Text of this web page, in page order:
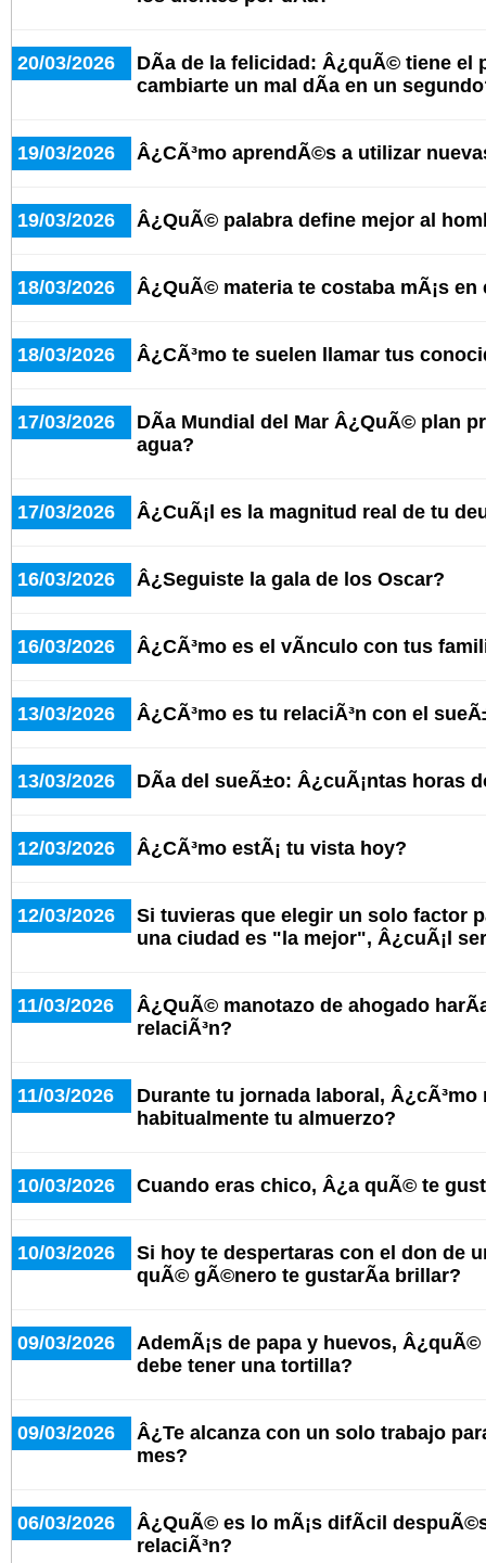
20/03/2026
DÃ­a de la felicidad: Â¿quÃ© tiene el
cambiarte un mal dÃ­a en un
19/03/2026 Â¿CÃ³mo aprendÃ©s a utilizar
19/03/2026 Â¿QuÃ© palabra define mejor al
18/03/2026 Â¿QuÃ© materia te costaba mÃ¡s
18/03/2026 Â¿CÃ³mo te suelen llamar tus
17/03/2026
DÃ­a Mundial del Mar Â¿QuÃ© plan
agua?
17/03/2026 Â¿CuÃ¡l es la magnitud real de tu
16/03/2026 Â¿Seguiste la gala de los Oscar?
16/03/2026 Â¿CÃ³mo es el vÃ­nculo con tus
13/03/2026 Â¿CÃ³mo es tu relaciÃ³n con el
13/03/2026 DÃ­a del sueÃ±o: Â¿cuÃ¡ntas horas
12/03/2026 Â¿CÃ³mo estÃ¡ tu vista hoy?
12/03/2026
Si tuvieras que elegir un solo factor
una ciudad es "la mejor", Â¿cuÃ¡l
11/03/2026
Â¿QuÃ© manotazo de ahogado
relaciÃ³n?
11/03/2026
Durante tu jornada laboral,
habitualmente tu almuerzo?
10/03/2026 Cuando eras chico, Â¿a quÃ© te
10/03/2026
Si hoy te despertaras con el don de
quÃ© gÃ©nero te gustarÃ­a brillar?
09/03/2026
AdemÃ¡s de papa y huevos,
debe tener una tortilla?
09/03/2026
Â¿Te alcanza con un solo trabajo
mes?
06/03/2026
Â¿QuÃ© es lo mÃ¡s difÃ­cil
relaciÃ³n?